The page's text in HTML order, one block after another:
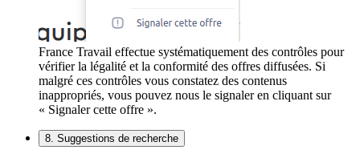
France Travail effectue systématiquement des contrôles pour
vérifier la légalité et la conformité des offres diffusées. Si
malgré ces contrôles vous constatez des contenus
inappropriés, vous pouvez nous le signaler en cliquant sur
« Signaler cette offre ».
8. Suggestions de recherche